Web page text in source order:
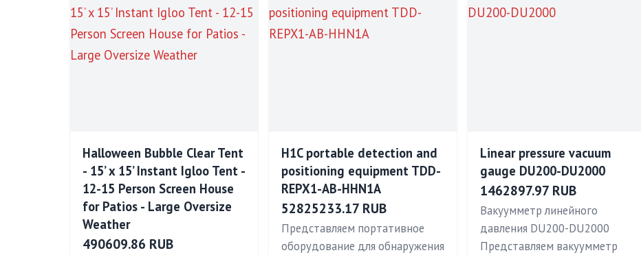
Halloween Bubble Clear Tent
- 15’ x 15’ Instant Igloo Tent -
12-15 Person Screen House
for Patios - Large Oversize
Weather
490609.86 RUB
H1C portable detection and
positioning equipment TDD-
REPX1-AB-HHN1A
52825233.17 RUB
Представляем портативное
оборудование для обнаружения
Linear pressure vacuum
gauge DU200-DU2000
1462897.97 RUB
Вакуумметр линейного
давления DU200-DU2000
Представляем вакуумметр